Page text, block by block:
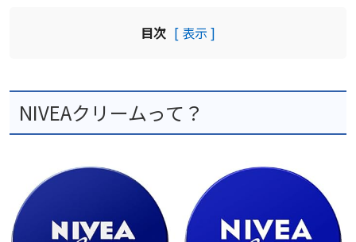
目次 [ 表示 ]
NIVEAクリームって？